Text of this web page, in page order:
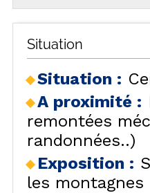
Situation
Situation :
A proximité :
remontées
randonnées..)
Exposition :
les montagnes